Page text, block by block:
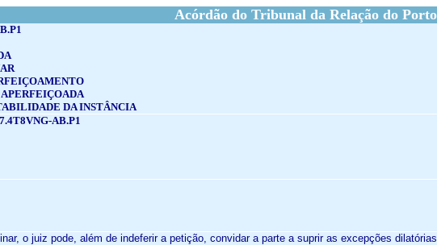
Acórdão do Tribunal da Relação do Porto
DA INSTÂNCIA
AB.P1
o juiz pode, além de indeferir a petição, convidar a parte a suprir as excepções